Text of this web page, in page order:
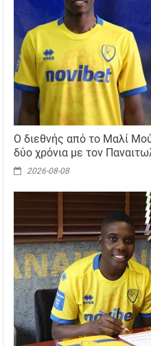
Ο διεθνής από το Μαλί
δύο χρόνια με τον
2026-08-08